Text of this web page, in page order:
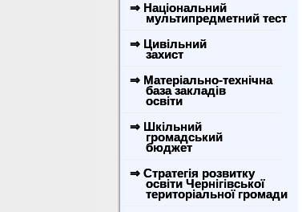
⇒ Національний
мультипредметний тест
⇒ Цивільний
захист
⇒ Матеріально-технічна
база закладів
освіти
⇒ Шкільний
громадський
бюджет
⇒ Стратегія розвитку
освіти Чернігівської
територіальної громади